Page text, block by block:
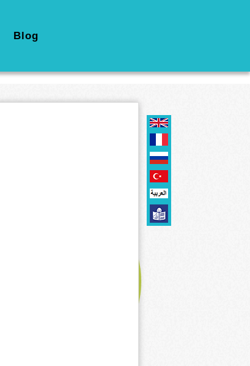
Blog